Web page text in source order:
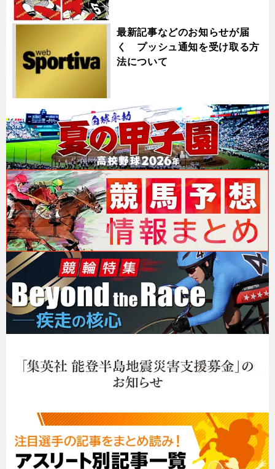
最新記事などのお知らせが届
く プッシュ通知を受け取る方
法について